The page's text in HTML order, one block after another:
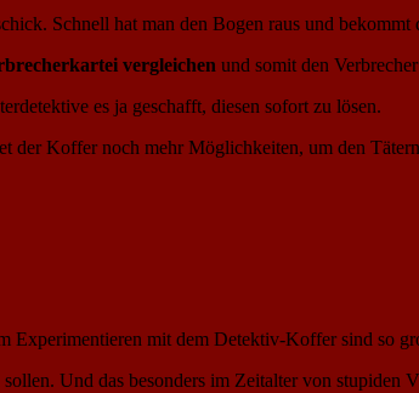
Schnell hat man den Bogen raus und bekommt
vergleichen und somit den
es ja geschafft, diesen sofort zu lösen.
der Koffer noch mehr Möglichkeiten, um den
Experimentieren mit dem Detektiv-Koffer sind so
Und das besonders im Zeitalter von stupiden